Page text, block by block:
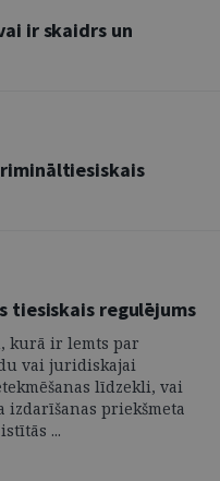
ir skaidrs un
tiesiskais regulējums
kurā ir lemts par
vai juridiskajai
līdzekli, vai
priekšmeta
...